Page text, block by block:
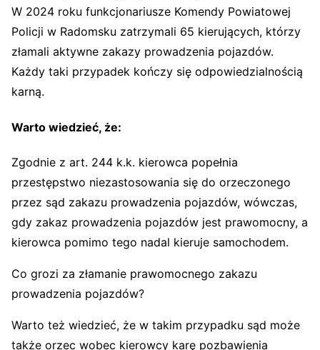
W 2024 roku funkcjonariusze Komendy Powiatowej
Policji w Radomsku zatrzymali 65 kierujących, którzy
złamali aktywne zakazy prowadzenia pojazdów.
Każdy taki przypadek kończy się odpowiedzialnością
karną.
Warto wiedzieć, że:
Zgodnie z art. 244 k.k. kierowca popełnia
przestępstwo niezastosowania się do orzeczonego
przez sąd zakazu prowadzenia pojazdów, wówczas,
gdy zakaz prowadzenia pojazdów jest prawomocny, a
kierowca pomimo tego nadal kieruje samochodem.
Co grozi za złamanie prawomocnego zakazu
prowadzenia pojazdów?
Warto też wiedzieć, że w takim przypadku sąd może
także orzec wobec kierowcy karę pozbawienia